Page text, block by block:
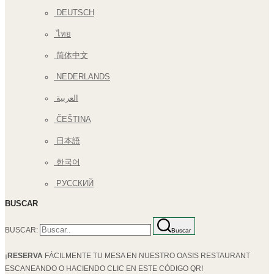
DEUTSCH
ไทย
简体中文
NEDERLANDS
العربية
ČEŠTINA
日本語
한국어
РУССКИЙ
BUSCAR
BUSCAR: Buscar
¡ RESERVA FÁCILMENTE TU MESA EN NUESTRO OASIS RESTAURANT
ESCANEANDO O HACIENDO CLIC EN ESTE CÓDIGO QR!